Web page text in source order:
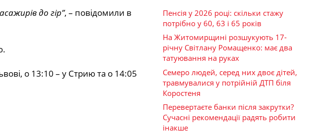
до гір”, – повідомили в
о 13:10 – у Стрию та о 14:05
Пенсія у 2026 році: скільки стажу
потрібно у 60, 63 і 65 років
На Житомирщині розшукують 17-
річну Світлану Ромащенко: має два
татуювання на руках
Семеро людей, серед них двоє дітей,
травмувалися у потрійній ДТП біля
Коростеня
Перевертаєте банки після закрутки?
Сучасні рекомендації радять робити
інакше